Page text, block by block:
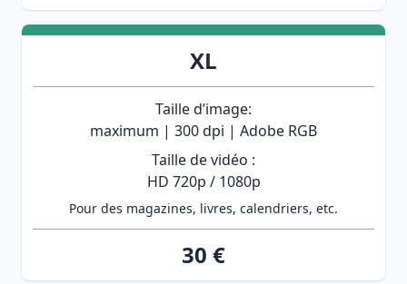
XL
Taille d’image:
maximum | 300 dpi | Adobe RGB
Taille de vidéo :
HD 720p / 1080p
Pour des magazines, livres, calendriers, etc.
30 €